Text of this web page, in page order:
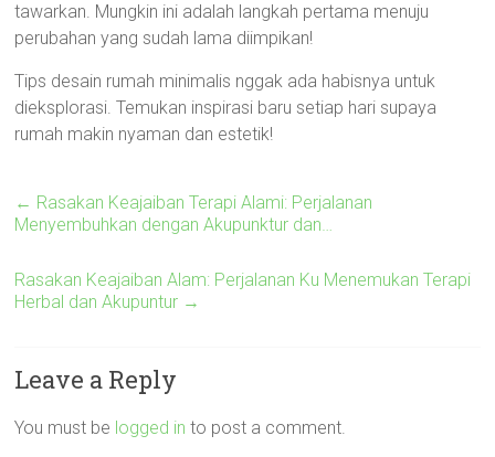
tawarkan. Mungkin ini adalah langkah pertama menuju
perubahan yang sudah lama diimpikan!
Tips desain rumah minimalis nggak ada habisnya untuk
dieksplorasi. Temukan inspirasi baru setiap hari supaya
rumah makin nyaman dan estetik!
← Rasakan Keajaiban Terapi Alami: Perjalanan
Menyembuhkan dengan Akupunktur dan…
Rasakan Keajaiban Alam: Perjalanan Ku Menemukan Terapi
Herbal dan Akupuntur →
Leave a Reply
You must be logged in to post a comment.